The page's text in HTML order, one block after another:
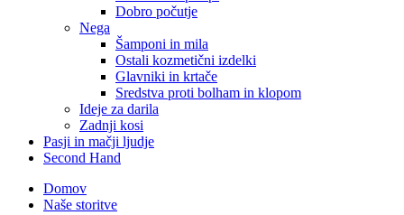
Dobro počutje
Nega
Šamponi in mila
Ostali kozmetični izdelki
Glavniki in krtače
Sredstva proti bolham in klopom
Ideje za darila
Zadnji kosi
Pasji in mačji ljudje
Second Hand
Domov
Naše storitve